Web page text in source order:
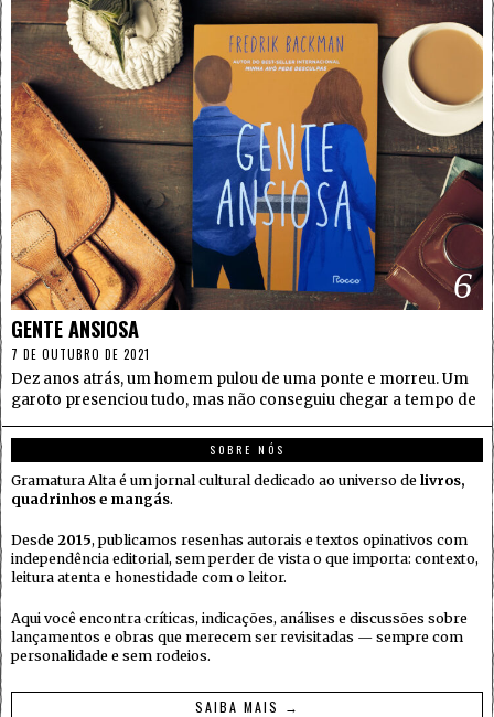
6
GENTE ANSIOSA
7 DE OUTUBRO DE 2021
Dez anos atrás, um homem pulou de uma ponte e morreu. Um
garoto presenciou tudo, mas não conseguiu chegar a tempo de
SOBRE NÓS
Gramatura Alta é um jornal cultural dedicado ao universo de livros,
quadrinhos e mangás.
Desde 2015, publicamos resenhas autorais e textos opinativos com
independência editorial, sem perder de vista o que importa: contexto,
leitura atenta e honestidade com o leitor.
Aqui você encontra críticas, indicações, análises e discussões sobre
lançamentos e obras que merecem ser revisitadas — sempre com
personalidade e sem rodeios.
SAIBA MAIS →